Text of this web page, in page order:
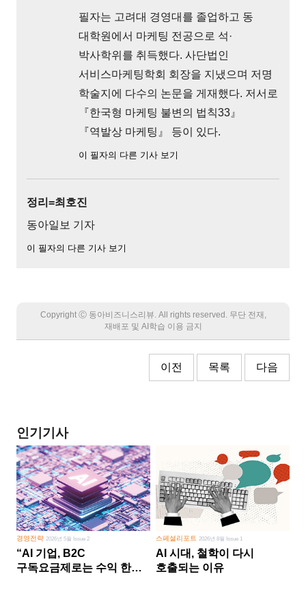
필자는 고려대 경영대를 졸업하고 동
대학원에서 마케팅 전공으로 석·
박사학위를 취득했다. 사단법인
서비스마케팅학회 회장을 지냈으며 저명
학술지에 다수의 논문을 게재했다. 저서로
『한국형 마케팅 불변의 법칙33』
『역발상 마케팅』 등이 있다.
이 필자의 다른 기사 보기
정리=최호진
동아일보 기자
이 필자의 다른 기사 보기
Copyright Ⓒ 동아비즈니스리뷰. All rights reserved. 무단 전재,
재배포 및 AI학습 이용 금지
이전 목록 다음
인기기사
경영전략 2026년 5월 Issue 2
“AI 기업, B2C
구독요금제로는 수익 한계
스페셜리포트 2026년 8월 Issue 1
AI 시대, 철학이 다시
호출되는 이유